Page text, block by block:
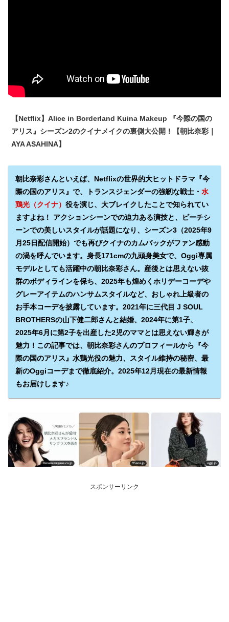
【Netflix】Alice in Borderland Kuina Makeup 『今際の国の
アリス』シーズン2のクイナメイクの裏側大公開！【朝比奈彩｜
AYA ASAHINA】
朝比奈彩さんといえば、Netflixの世界的大ヒットドラマ『今
際の国のアリス』で、トランスジェンダーの強靭な戦士・水
鶏光（クイナ）役を演じ、大ブレイクしたことで知られてい
ますよね！ アクションシーンでの迫力ある演技と、ビーチシ
ーンでの美しいスタイルが話題になり、シーズン3（2025年9
月25日配信開始）でも再びクイナのカムバックがファン感動
の渦を呼んでいます。身長171cmの九頭身美女で、Oggi専属
モデルとしても活躍中の朝比奈彩さん。産後とは思えない抜
群のボディラインを保ち、2025年も煌めくホリデーコーデや
グレーアイテムのハンサムスタイルなど、おしゃれ上級者の
お手本コーデを披露しています。2021年に三代目 J SOUL
BROTHERSの山下健二郎さんと結婚、2024年に第1子、
2025年6月に第2子を出産した2児のママとは思えない輝きが
魅力！この記事では、朝比奈彩さんのプロフィールから『今
際の国のアリス』水鶏光役の魅力、スタイル維持の秘密、最
新のOggiコーデまで徹底紹介。2025年12月現在の最新情報
もお届けします♪
スポンサーリンク